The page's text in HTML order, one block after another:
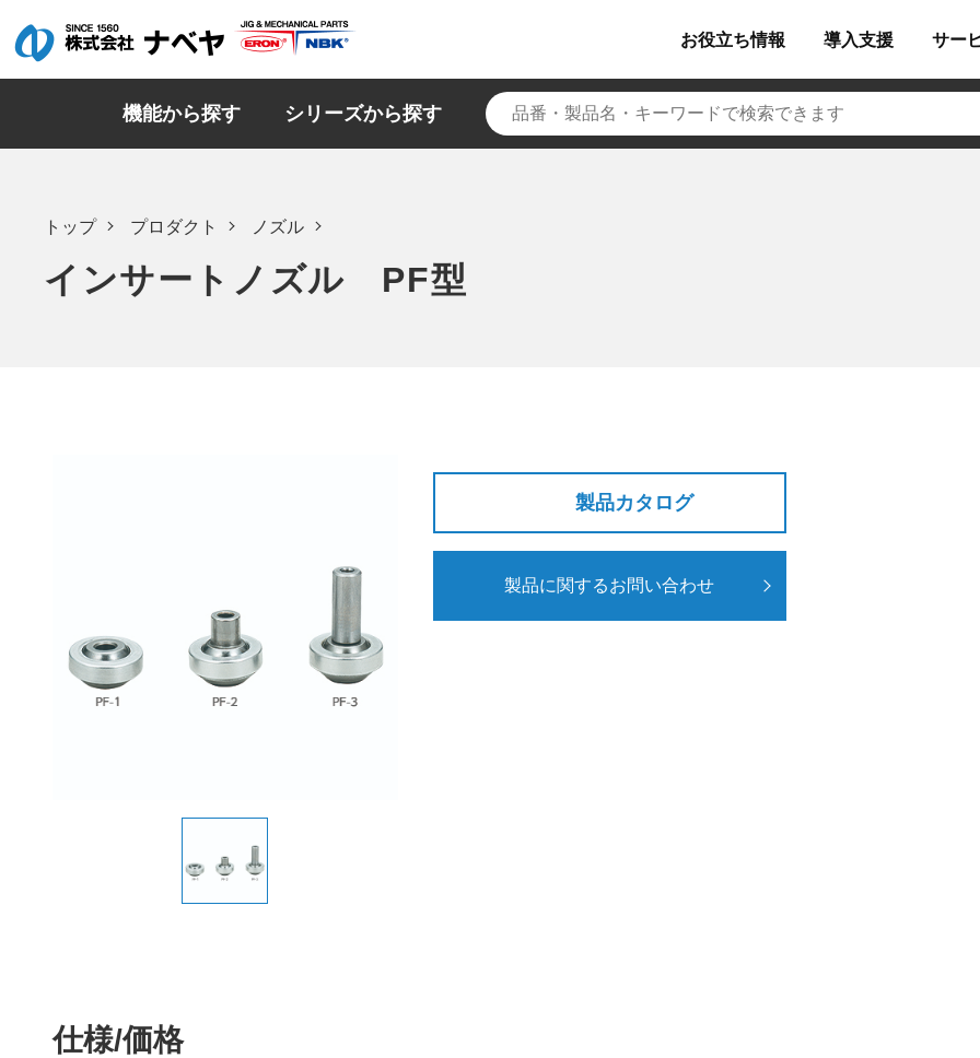
お役立ち情報 導入支援 サー
機能から探す シリーズから探す
トップ プロダクト ノズル
インサートノズル PF型
製品カタログ
製品に関するお問い合わせ
仕様/価格